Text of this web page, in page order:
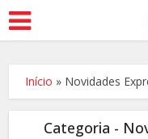
Início » Novidades
Categoria -